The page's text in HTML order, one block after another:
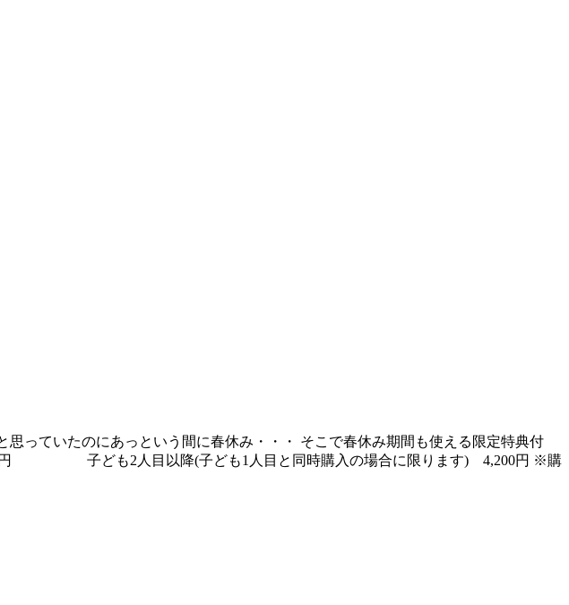
っていたのにあっという間に春休み・・・ そこで春休み期間も使える限定特典付
円 子ども2人目以降(子ども1人目と同時購入の場合に限ります) 4,200円 ※購